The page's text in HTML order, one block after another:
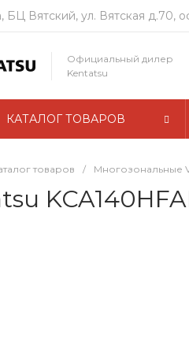
БЦ Вятский, ул. Вятская д.70,
Официальный дилер
Kentatsu
КАТАЛОГ ТОВАРОВ
товаров / Многозональные